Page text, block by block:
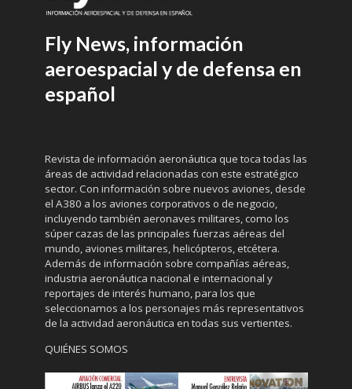
Fly News, información
aeroespacial y de defensa en
español
Revista de información aeronáutica que toca todas las
áreas de actividad relacionadas con este estratégico
sector. Con información sobre nuevos aviones, desde
el A380 a los aviones corporativos o de negocio,
incluyendo también aeronaves militares, como los
súper cazas de las principales fuerzas aéreas del
mundo, aviones militares, helicópteros, etcétera.
Además de información sobre compañías aéreas,
industria aeronáutica nacional e internacional y
reportajes de interés humano, para los que
seleccionamos a los personajes más representativos
de la actividad aeronáutica en todas sus vertientes.
QUIÉNES SOMOS